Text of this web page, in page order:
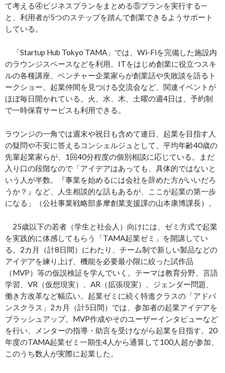
て考える④ビジネスプランをまとめる⑤プランを実行する―
と、利用者が5つのステップを踏んで創業できるようサポート
している。
「Startup Hub Tokyo TAMA」では、Wi-Fiを完備した施設内
のラウンジスペースなどを利用。ITをはじめ創業に役立つスキ
ルの各種講座、ベンチャー企業家らが創業話や失敗談を語るト
ークショー、起業仲間を見つける交流会など、関連イベントが
ほぼ毎日開かれている。火、水、木、土曜の週4日は、予約制
で一時保育サービスも利用できる。
ラウンジの一角では週末や祝日も含めて連日、起業を目指す人
の疑問や不安に答えるコンシェルジュとして、平均年齢40歳の
先輩起業家らが、1回40分程度の個別相談に応じている。まだ
入り口の段階なので「アイデアはあっても、具体的ではないと
いう人が半数。『事業を始めるには会社を辞めた方がいいだろ
うか？』など、人生相談的な話もあるが、ここが起業の第一歩
になる」（公社事業戦略部多摩創業支援課の山本康博課長）。
25歳以下の若者（学生と社会人）向けには、ゼミ方式で起業
を実践的に体感してもらう「TAMA起業ゼミ」を開講してい
る。2カ月（計8日間）にわたり、チーム制で新しい製品などの
アイデアを練り上げ、機能を必要最小限に絞った試作品
（MVP）等の仮説検証を学んでいく。テーマは教育分野、言語
学習、VR（仮想現実）、AR（拡張現実）、ジェンダー問題、
働き方改革など幅広い。起業ゼミに続く特進クラスの「アドバ
ンスクラス」2カ月（計5日間）では、参加者の起業アイデアを
ブラッシュアップ。MVP作成やそのユーザーインタビューなど
を行い、メンターの指導・助言を受けながら起業を目指す。20
年度のTAMA起業ゼミ一期生4人から通算して100人超が参加、
このうち数人が実際に起業した。